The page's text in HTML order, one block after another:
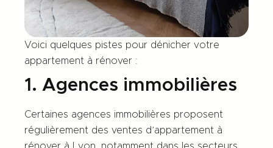
Voici quelques pistes pour dénicher votre
appartement à rénover :
1. Agences immobilières
Certaines agences immobilières proposent
régulièrement des ventes d’appartement à